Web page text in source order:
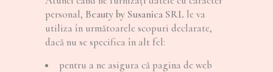
personal, Beauty by Susanica SRL le va
utiliza în următoarele scopuri declarate,
dacă nu se specifica în alt fel:
pentru a ne asigura că pagina de web